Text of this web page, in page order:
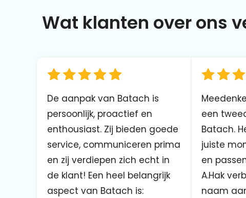
Wat klanten over ons
De aanpak van Batach is
persoonlijk, proactief en
enthousiast. Zij bieden goede
service, communiceren prima
en zij verdiepen zich echt in
de klant! Een heel belangrijk
aspect van Batach is:
een
Batach.
juiste
en
A.Hak
naam